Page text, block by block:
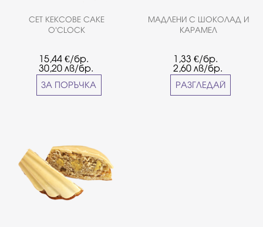
СЕТ КЕКСОВЕ CAKE
O'CLOCK
15,44€/бр.
30,20лв/бр.
ЗА ПОРЪЧКА
МАДЛЕНИ С ШОКОЛАД И
КАРАМЕЛ
1,33 €/бр.
2,60 лв/бр.
РАЗГЛЕДАЙ